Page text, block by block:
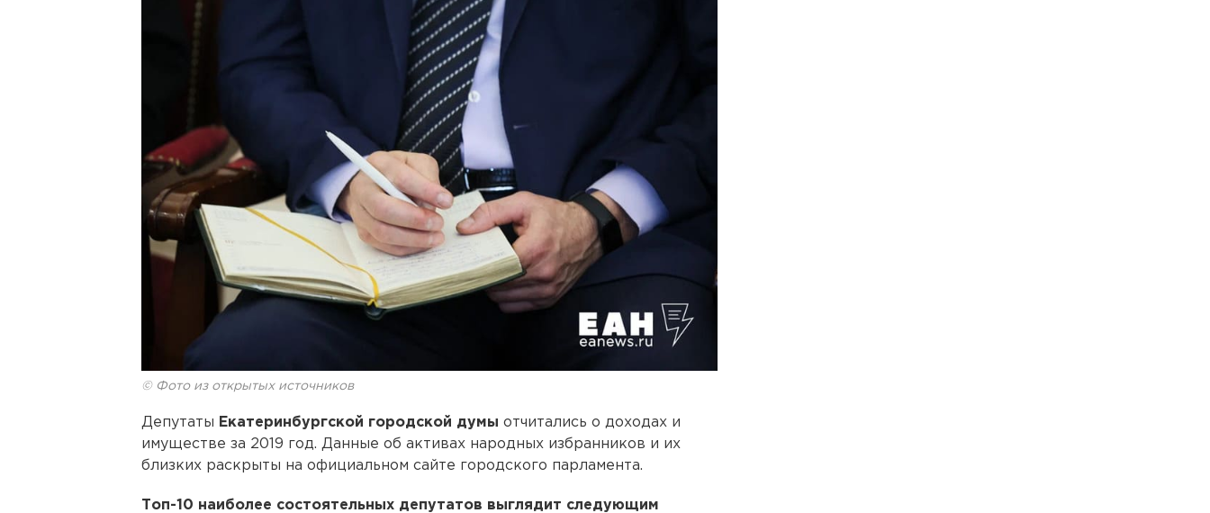
© Фото из открытых источников
Депутаты Екатеринбургской городской думы отчитались о доходах и
имуществе за 2019 год. Данные об активах народных избранников и их
близких раскрыты на официальном сайте городского парламента.
Топ-10 наиболее состоятельных депутатов выглядит следующим